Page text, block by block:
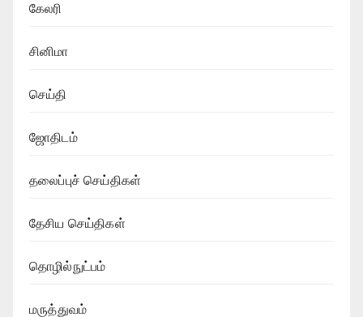
கேலரி
சினிமா
செய்தி
ஜோதிடம்
தலைப்புச் செய்திகள்
தேசிய செய்திகள்
தொழில்நுட்பம்
மருத்துவம்